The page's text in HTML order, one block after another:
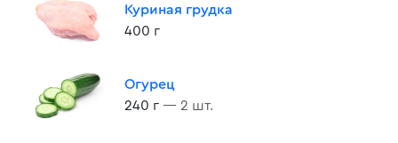
Куриная грудка
400 г
Огурец
240 г — 2 шт.